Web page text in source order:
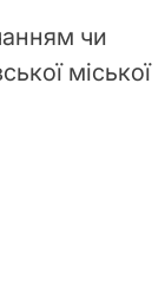
чи
міської